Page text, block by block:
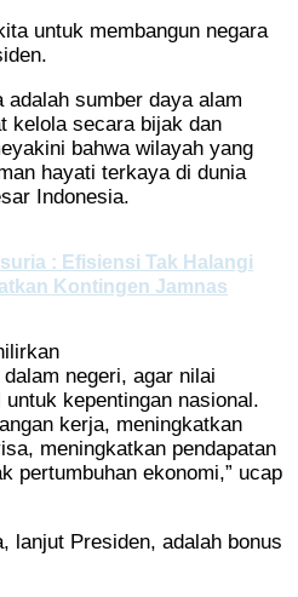
untuk membangun negara
adalah sumber daya alam
kelola secara bijak dan
bahwa wilayah yang
hayati terkaya di dunia
Indonesia.
: Efisiensi Tak Halangi
Kontingen Jamnas
negeri, agar nilai
kepentingan nasional.
kerja, meningkatkan
meningkatkan pendapatan
pertumbuhan ekonomi,” ucap
lanjut Presiden, adalah bonus